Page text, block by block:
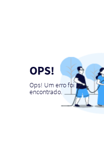
OPS!
Ops! Um erro foi
encontrado.